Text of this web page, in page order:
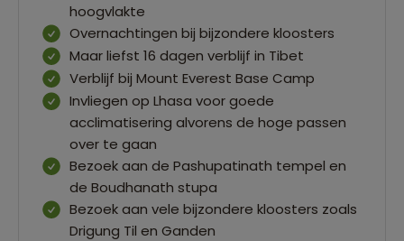
hoogvlakte
Overnachtingen bij bijzondere kloosters
Maar liefst 16 dagen verblijf in Tibet
Verblijf bij Mount Everest Base Camp
Invliegen op Lhasa voor goede
acclimatisering alvorens de hoge passen
over te gaan
Bezoek aan de Pashupatinath tempel en
de Boudhanath stupa
Bezoek aan vele bijzondere kloosters zoals
Drigung Til en Ganden